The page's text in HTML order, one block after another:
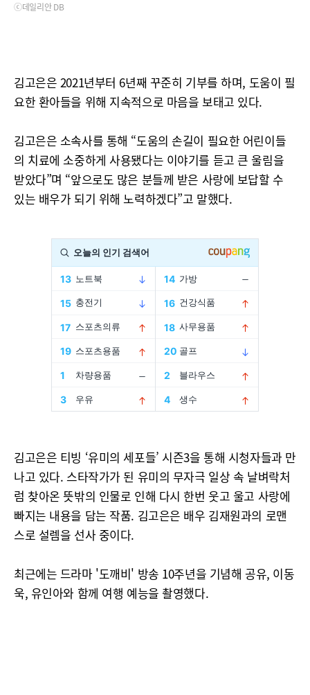
ⓒ데일리안 DB
김고은은 2021년부터 6년째 꾸준히 기부를 하며, 도움이 필
요한 환아들을 위해 지속적으로 마음을 보태고 있다.
김고은은 소속사를 통해 “도움의 손길이 필요한 어린이들
의 치료에 소중하게 사용됐다는 이야기를 듣고 큰 울림을
받았다”며 “앞으로도 많은 분들께 받은 사랑에 보답할 수
있는 배우가 되기 위해 노력하겠다”고 말했다.
김고은은 티빙 ‘유미의 세포들’ 시즌3을 통해 시청자들과 만
나고 있다. 스타작가가 된 유미의 무자극 일상 속 날벼락처
럼 찾아온 뜻밖의 인물로 인해 다시 한번 웃고 울고 사랑에
빠지는 내용을 담는 작품. 김고은은 배우 김재원과의 로맨
스로 설렘을 선사 중이다.
최근에는 드라마 '도깨비' 방송 10주년을 기념해 공유, 이동
욱, 유인아와 함께 여행 예능을 촬영했다.